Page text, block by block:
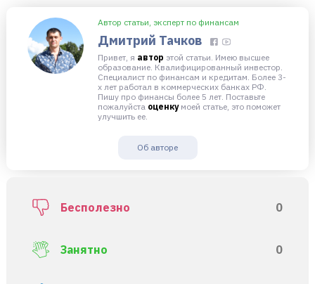
Автор статьи, эксперт по финансам
Дмитрий Тачков
Привет, я автор этой статьи. Имею высшее
образование. Квалифицированный инвестор.
Специалист по финансам и кредитам. Более 3-
х лет работал в коммерческих банках РФ.
Пишу про финансы более 5 лет. Поставьте
пожалуйста оценкумоей статье, это поможет
улучшить ее.
Об авторе
Бесполезно 0
Занятно 0